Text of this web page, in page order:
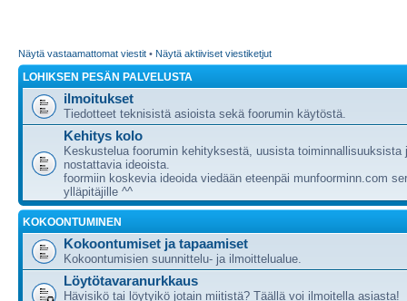
Näytä vastaamattomat viestit • Näytä aktiiviset viestiketjut
LOHIKSEN PESÄN PALVELUSTA
ilmoitukset
Tiedotteet teknisistä asioista sekä foorumin käytöstä.
Kehitys kolo
Keskustelua foorumin kehityksestä, uusista toiminnallisuuksista
nostattavia ideoista.
foormiin koskevia ideoida viedään eteenpäi munfoorminn.com
ylläpitäjille ^^
KOKOONTUMINEN
Kokoontumiset ja tapaamiset
Kokoontumisien suunnittelu- ja ilmoittelualue.
Löytötavaranurkkaus
Hävisikö tai löytyikö jotain miitistä? Täällä voi ilmoitella asiasta!